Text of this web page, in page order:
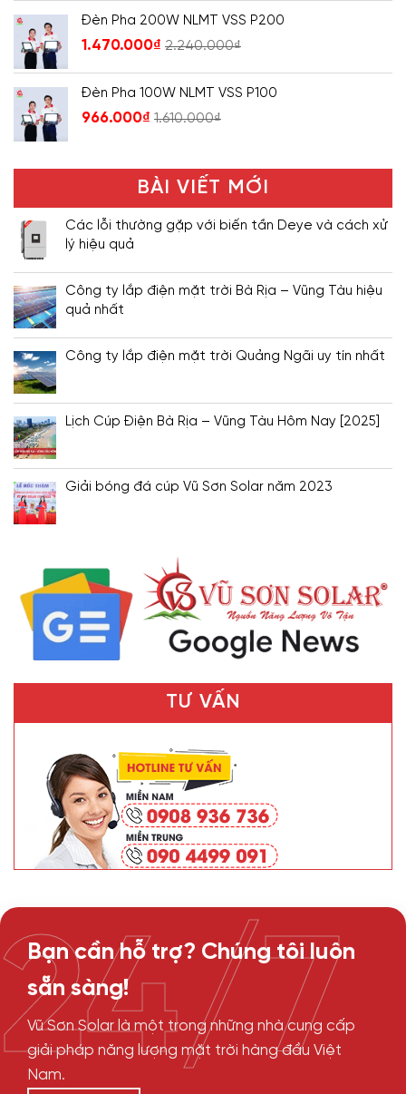
Đèn Pha 200W NLMT VSS P200
1.470.000₫ 2.240.000₫
Đèn Pha 100W NLMT VSS P100
966.000₫ 1.610.000₫
BÀI VIẾT MỚI
Các lỗi thường gặp với biến tần Deye và cách xử
lý hiệu quả
Công ty lắp điện mặt trời Bà Rịa – Vũng Tàu hiệu
quả nhất
Công ty lắp điện mặt trời Quảng Ngãi uy tín nhất
Lịch Cúp Điện Bà Rịa – Vũng Tàu Hôm Nay [2025]
Giải bóng đá cúp Vũ Sơn Solar năm 2023
TƯ VẤN
Bạn cần hỗ trợ? Chúng tôi luôn
sẵn sàng!
Vũ Sơn Solar là một trong những nhà cung cấp
giải pháp năng lượng mặt trời hàng đầu Việt
Nam.
24/7